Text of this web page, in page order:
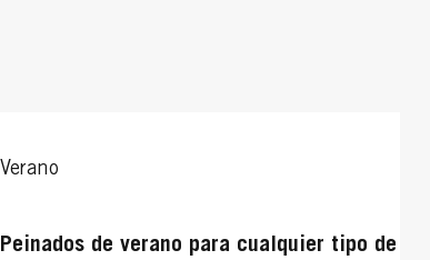
Verano
Peinados de verano para cualquier tipo de